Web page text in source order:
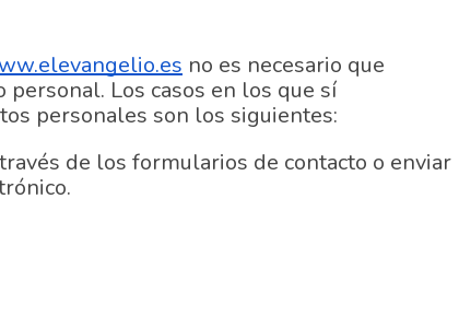
no es necesario que
Los casos en los que sí
personales son los siguientes:
de los formularios de contacto o enviar